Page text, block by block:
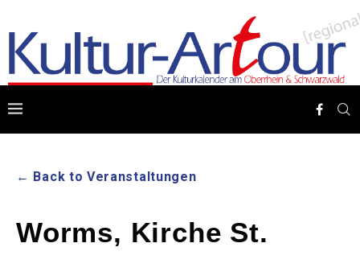
← Back to Veranstaltungen
Worms, Kirche St.